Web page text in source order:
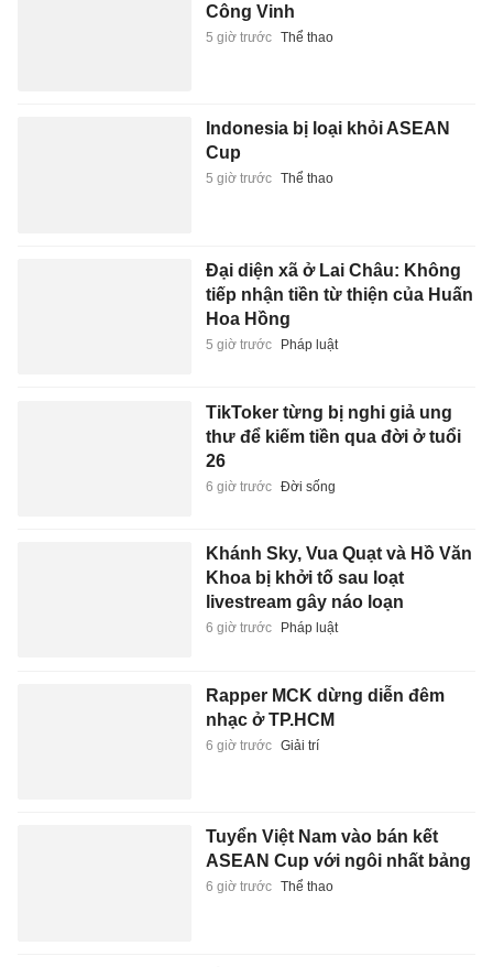
Công Vinh
5 giờ trước Thể thao
Indonesia bị loại khỏi ASEAN
Cup
5 giờ trước Thể thao
Đại diện xã ở Lai Châu: Không
tiếp nhận tiền từ thiện của Huấn
Hoa Hồng
5 giờ trước Pháp luật
TikToker từng bị nghi giả ung
thư để kiếm tiền qua đời ở tuổi
26
6 giờ trước Đời sống
Khánh Sky, Vua Quạt và Hồ Văn
Khoa bị khởi tố sau loạt
livestream gây náo loạn
6 giờ trước Pháp luật
Rapper MCK dừng diễn đêm
nhạc ở TP.HCM
6 giờ trước Giải trí
Tuyển Việt Nam vào bán kết
ASEAN Cup với ngôi nhất bảng
6 giờ trước Thể thao